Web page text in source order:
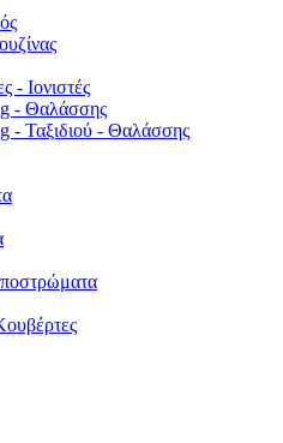
- Ιονιστές
- Θαλάσσης
- Ταξιδιού - Θαλάσσης